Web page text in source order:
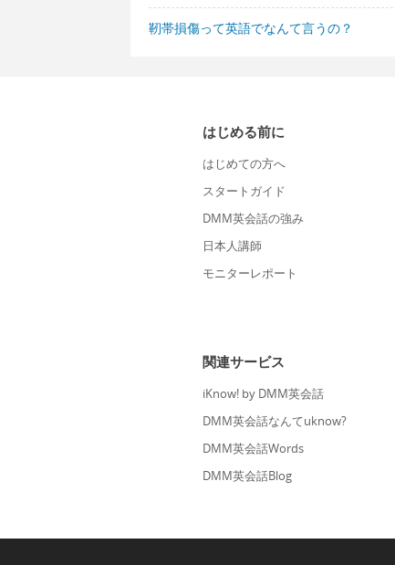
靭帯損傷って英語でなんて言うの？
はじめる前に
はじめての方へ
スタートガイド
DMM英会話の強み
日本人講師
モニターレポート
関連サービス
iKnow! by DMM英会話
DMM英会話なんてuknow?
DMM英会話Words
DMM英会話Blog